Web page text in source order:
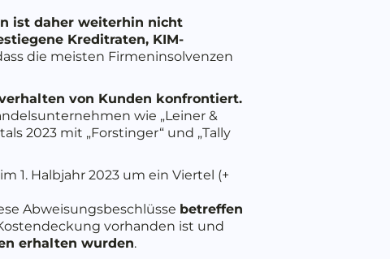
ist daher weiterhin nicht
Kreditraten, KIM-
die meisten Firmeninsolvenzen
von Kunden konfrontiert.
wie „Leiner &
2023 mit „Forstinger“ und „Tally
im 1. Halbjahr 2023 um ein Viertel (+
Abweisungsbeschlüsse betreffen
vorhanden ist und
erhalten wurden.